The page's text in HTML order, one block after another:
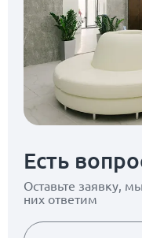
Есть
Оставьте заявку,
них ответим